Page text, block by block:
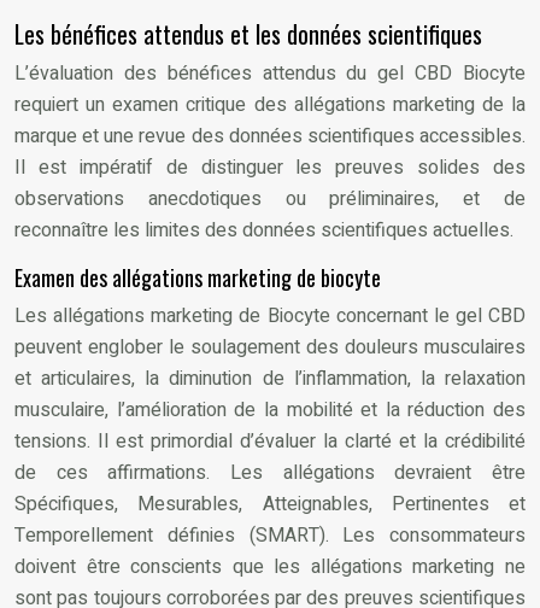
Les bénéfices attendus et les données scientifiques
L’évaluation des bénéfices attendus du gel CBD Biocyte
requiert un examen critique des allégations marketing de la
marque et une revue des données scientifiques accessibles.
Il est impératif de distinguer les preuves solides des
observations anecdotiques ou préliminaires, et de
reconnaître les limites des données scientifiques actuelles.
Examen des allégations marketing de biocyte
Les allégations marketing de Biocyte concernant le gel CBD
peuvent englober le soulagement des douleurs musculaires
et articulaires, la diminution de l’inflammation, la relaxation
musculaire, l’amélioration de la mobilité et la réduction des
tensions. Il est primordial d’évaluer la clarté et la crédibilité
de ces affirmations. Les allégations devraient être
Spécifiques, Mesurables, Atteignables, Pertinentes et
Temporellement définies (SMART). Les consommateurs
doivent être conscients que les allégations marketing ne
sont pas toujours corroborées par des preuves scientifiques